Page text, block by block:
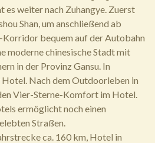
es weiter nach Zuhangye. Zuerst
Shan, um anschließend ab
Korridor bequem auf der Autobahn
moderne chinesische Stadt mit
in der Provinz Gansu. In
Hotel. Nach dem Outdoorleben in
Vier-Sterne-Komfort im Hotel.
ermöglicht noch einen
Straßen.
ca. 160 km, Hotel in